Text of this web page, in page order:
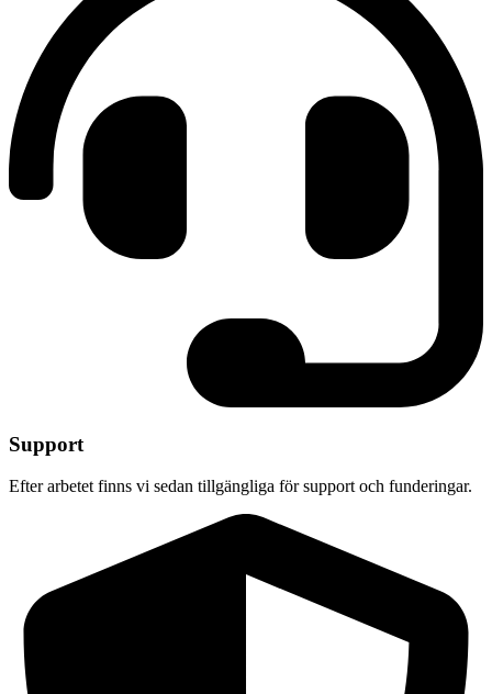
Support
Efter arbetet finns vi sedan tillgängliga för support och funderingar.